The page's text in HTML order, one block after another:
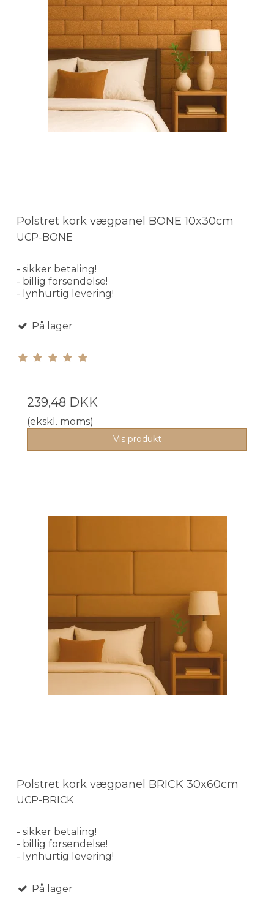
Polstret kork vægpanel BONE 10x30cm
UCP-BONE
- sikker betaling!
- billig forsendelse!
- lynhurtig levering!
På lager
239,48 DKK
(ekskl. moms)
Vis produkt
Polstret kork vægpanel BRICK 30x60cm
UCP-BRICK
- sikker betaling!
- billig forsendelse!
- lynhurtig levering!
På lager